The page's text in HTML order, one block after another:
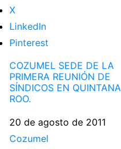
X
LinkedIn
Pinterest
COZUMEL SEDE DE LA
PRIMERA REUNIÓN DE
SÍNDICOS EN QUINTANA
ROO.
Fecha
20 de agosto de 2011
Respecto a
Cozumel